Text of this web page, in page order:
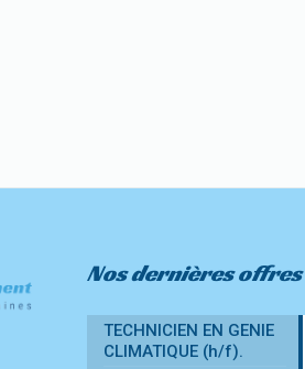
Nos dernières offres
TECHNICIEN EN GENIE
CLIMATIQUE (h/f).